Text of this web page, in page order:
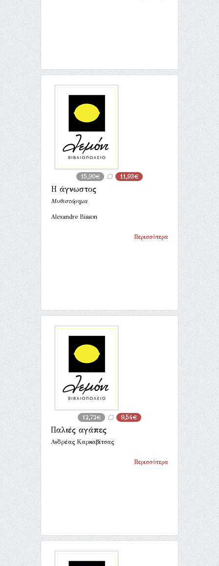
15,90€ 11,93€
Η άγνωστος
Μυθιστόρημα
Alexandre Bisson
Περισσότερα
12,72€ 9,54€
Παλιές αγάπες
Ανδρέας Καρκαβίτσας
Περισσότερα